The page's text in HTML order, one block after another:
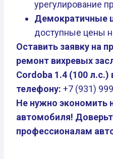
урегулирование
Демократичные
доступные цены
Оставить заявку на
ремонт вихревых
Cordoba 1.4 (100
телефону: +7 (931)
Не нужно экономить
автомобиля!
профессионалам